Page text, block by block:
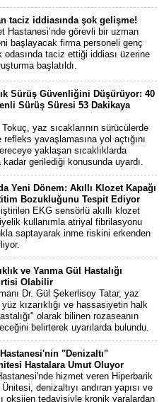
taciz iddiasında şok gelişme!
Hastanesi’nde görevli bir uzman
başlayacak firma personeli genç
odasında taciz ettiği iddiası üzerine
başlatıldı.
Sürüş Güvenliğini Düşürüyor: 40
Sürüş Süresi 53 Dakikaya
yaz sıcaklarının sürücülerde
yavaşlamasına yol açtığını
yaklaşan sıcaklıklarda
gerilediği konusunda uyardı.
Yeni Dönem: Akıllı Klozet Kapağı
Bozukluğunu Tespit Ediyor
EKG sensörlü akıllı klozet
kullanımla atriyal fibrilasyonu
saptayarak inme riskini erkenden
ve Yanma Gül Hastalığı
Olabilir
Dr. Gül Şekerlisoy Tatar, yaz
kızarıklığı ve hassasiyetin halk
olarak bilinen rozaseanın
belirterek uyarılarda bulundu.
"Denizaltı"
Hastalara Umut Oluyor
hizmet veren Hiperbarik
denizaltıyı andıran yapısı ve
oksijen tedavisiyle kronik yaralardan